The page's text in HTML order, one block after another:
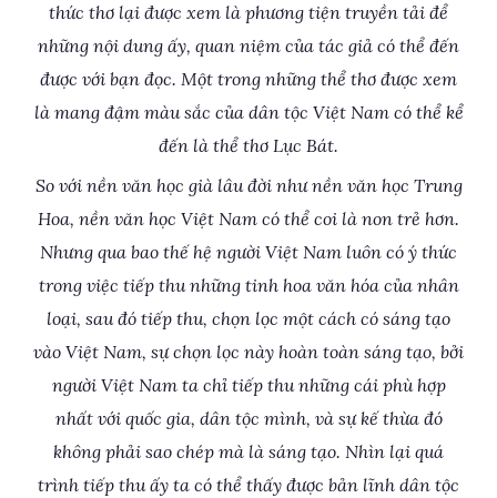
thức thơ lại được xem là phương tiện truyền tải để
những nội dung ấy, quan niệm của tác giả có thể đến
được với bạn đọc. Một trong những thể thơ được xem
là mang đậm màu sắc của dân tộc Việt Nam có thể kể
đến là thể thơ Lục Bát.
So với nền văn học già lâu đời như nền văn học Trung
Hoa, nền văn học Việt Nam có thể coi là non trẻ hơn.
Nhưng qua bao thế hệ người Việt Nam luôn có ý thức
trong việc tiếp thu những tinh hoa văn hóa của nhân
loại, sau đó tiếp thu, chọn lọc một cách có sáng tạo
vào Việt Nam, sự chọn lọc này hoàn toàn sáng tạo, bởi
người Việt Nam ta chỉ tiếp thu những cái phù hợp
nhất với quốc gia, dân tộc mình, và sự kế thừa đó
không phải sao chép mà là sáng tạo. Nhìn lại quá
trình tiếp thu ấy ta có thể thấy được bản lĩnh dân tộc